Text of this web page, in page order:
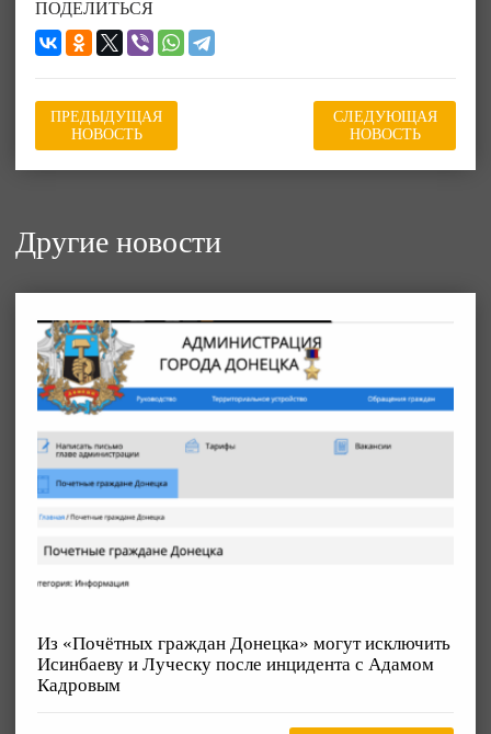
ПОДЕЛИТЬСЯ
ПРЕДЫДУЩАЯ
НОВОСТЬ
СЛЕДУЮЩАЯ
НОВОСТЬ
Другие новости
Из «Почётных граждан Донецка» могут исключить
Исинбаеву и Луческу после инцидента с Адамом
Кадровым